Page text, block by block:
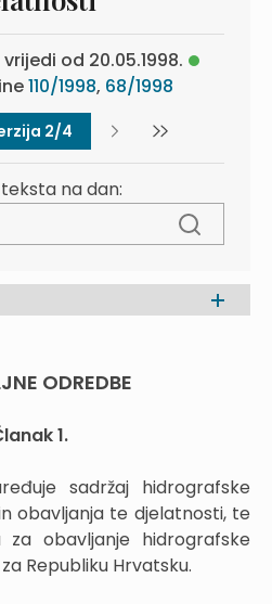
od 20.05.1998.
110/1998, 68/1998
2/4
na dan:
ODREDBE
1.
sadržaj hidrografske
obavljanja te djelatnosti, te
obavljanje hidrografske
Republiku Hrvatsku.